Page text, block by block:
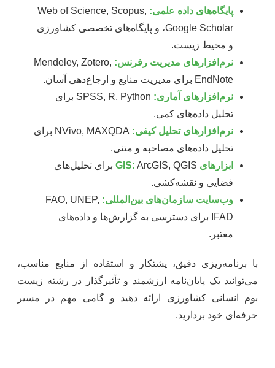
پایگاه‌های داده علمی: Web of Science, Scopus,
Google Scholar، و پایگاه‌های تخصصی کشاورزی
و محیط زیست.
نرم‌افزارهای مدیریت رفرنس: Mendeley, Zotero,
EndNote برای مدیریت منابع و ارجاع‌دهی آسان.
نرم‌افزارهای آماری:
SPSS, R, Python برای
تحلیل داده‌های کمی.
نرم‌افزارهای تحلیل کیفی:
NVivo, MAXQDA برای
تحلیل داده‌های مصاحبه و متنی.
ابزارهای GIS:
ArcGIS, QGIS برای تحلیل‌های
فضایی و نقشه‌کشی.
وب‌سایت سازمان‌های بین‌المللی: FAO, UNEP,
IFAD برای دسترسی به گزارش‌ها و داده‌های
معتبر.
با برنامه‌ریزی دقیق، پشتکار و استفاده از منابع مناسب،
می‌توانید یک پایان‌نامه ارزشمند و تأثیرگذار در رشته زیست
بوم انسانی کشاورزی ارائه دهید و گامی مهم در مسیر
حرفه‌ای خود بردارید.